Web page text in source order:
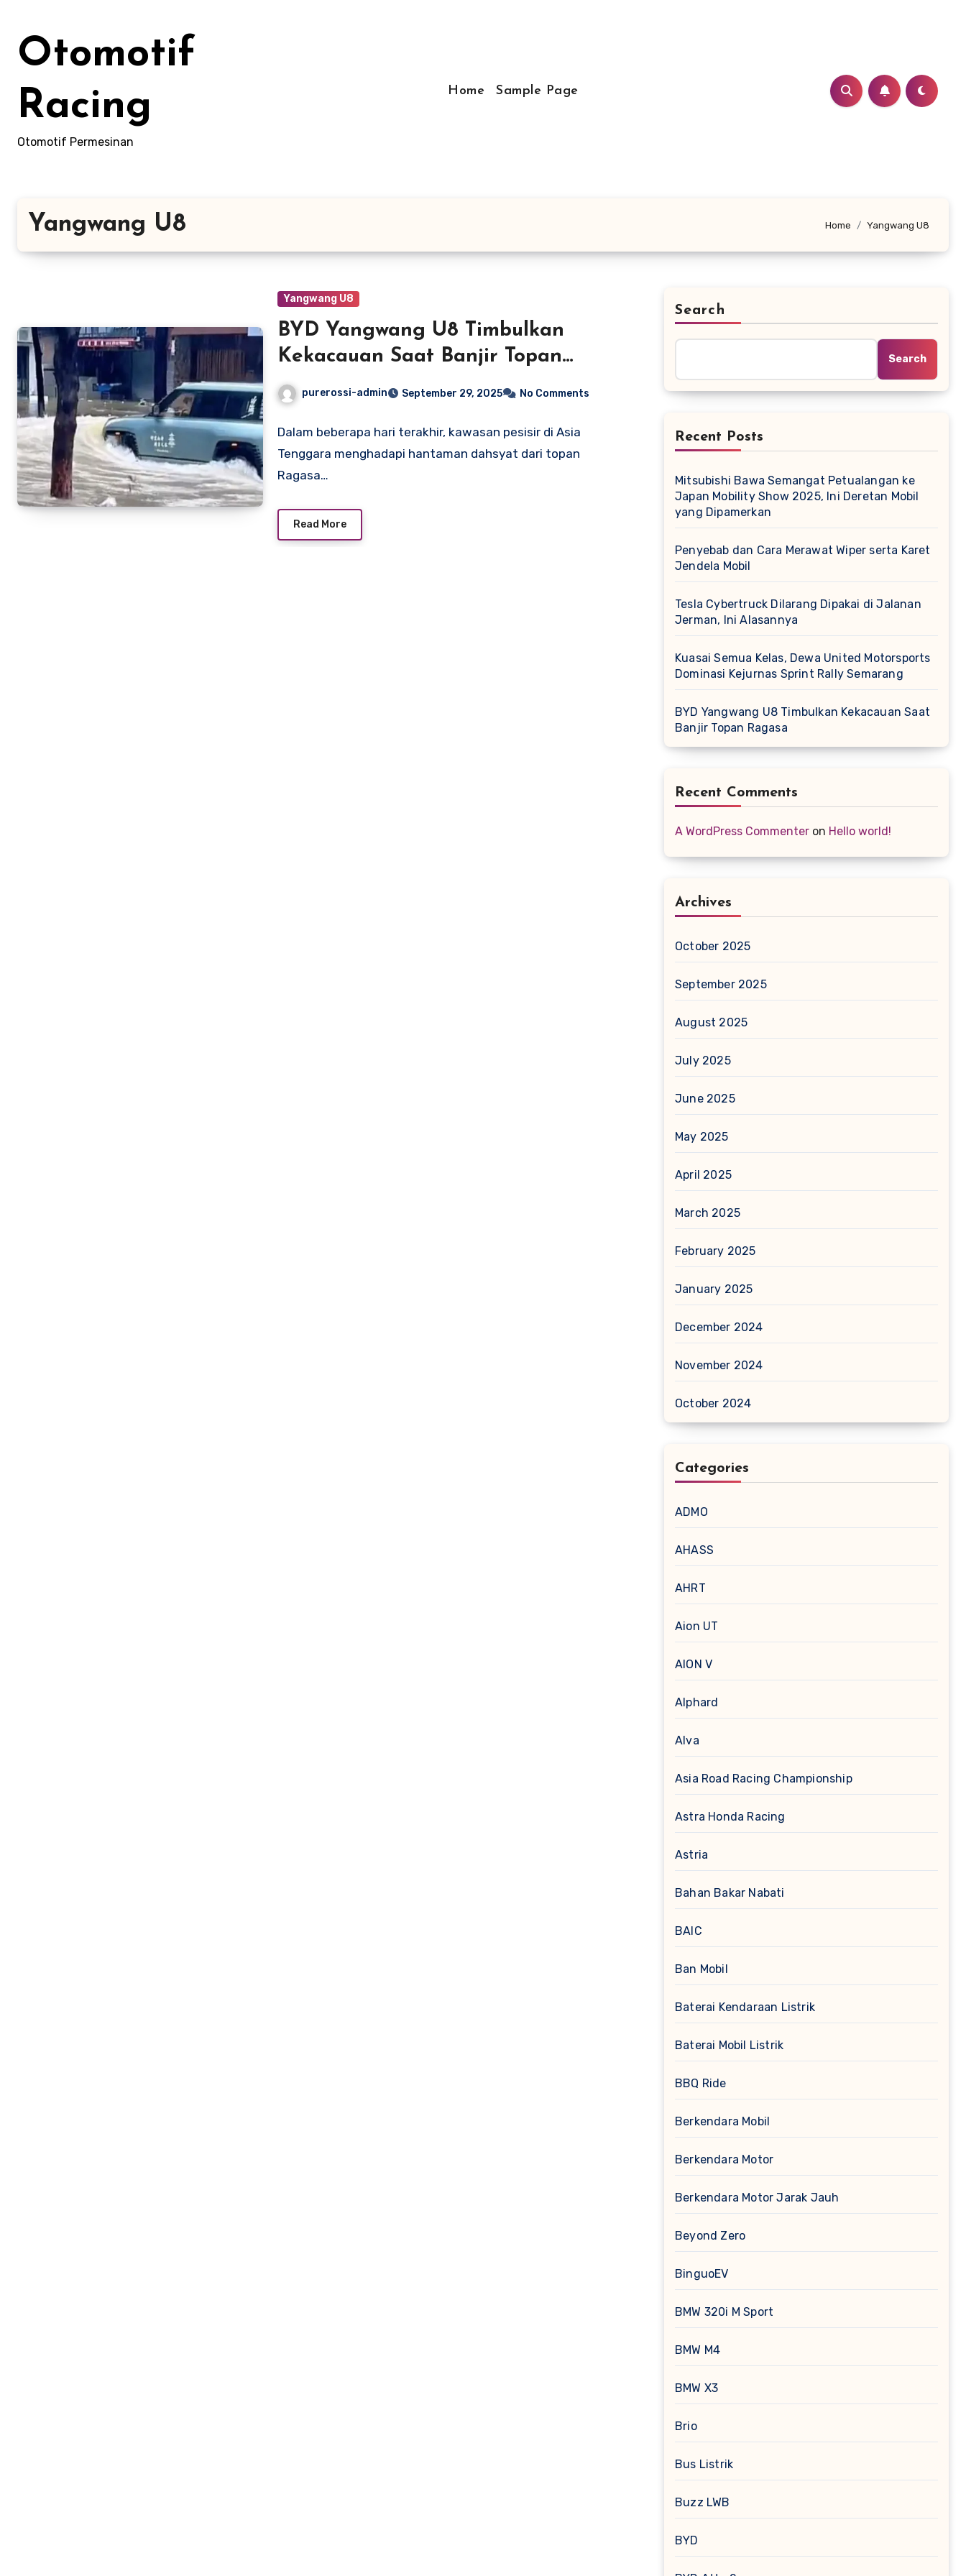
content
Otomotif
Racing
Otomotif Permesinan
Home Sample Page
Yangwang U8 Home Yangwang U8
Yangwang U8
BYD Yangwang U8 Timbulkan
Kekacauan Saat Banjir Topan
Ragasa
purerossi-admin September 29, 2025 No Comments
Dalam beberapa hari terakhir, kawasan pesisir di Asia
Tenggara menghadapi hantaman dahsyat dari topan
Ragasa…
Read More
Search
Search
Recent Posts
Mitsubishi Bawa Semangat Petualangan ke
Japan Mobility Show 2025, Ini Deretan Mobil
yang Dipamerkan
Penyebab dan Cara Merawat Wiper serta Karet
Jendela Mobil
Tesla Cybertruck Dilarang Dipakai di Jalanan
Jerman, Ini Alasannya
Kuasai Semua Kelas, Dewa United Motorsports
Dominasi Kejurnas Sprint Rally Semarang
BYD Yangwang U8 Timbulkan Kekacauan Saat
Banjir Topan Ragasa
Recent Comments
A WordPress Commenter on Hello world!
Archives
October 2025
September 2025
August 2025
July 2025
June 2025
May 2025
April 2025
March 2025
February 2025
January 2025
December 2024
November 2024
October 2024
Categories
ADMO
AHASS
AHRT
Aion UT
AION V
Alphard
Alva
Asia Road Racing Championship
Astra Honda Racing
Astria
Bahan Bakar Nabati
BAIC
Ban Mobil
Baterai Kendaraan Listrik
Baterai Mobil Listrik
BBQ Ride
Berkendara Mobil
Berkendara Motor
Berkendara Motor Jarak Jauh
Beyond Zero
BinguoEV
BMW 320i M Sport
BMW M4
BMW X3
Brio
Bus Listrik
Buzz LWB
BYD